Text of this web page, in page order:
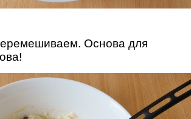
Основа для